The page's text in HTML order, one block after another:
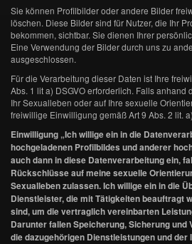
Sie können Profilbilder oder andere Bilder
löschen. Diese Bilder sind für Nutzer, die Ihr
bekommen, sichtbar. Sie dienen Ihrer
Eine Verwendung der Bilder durch uns zu
ausgeschlossen.
Für die Verarbeitung dieser Daten ist Ihre
Abs. 1 lit a) DSGVO erforderlich. Falls
Ihr Sexualleben oder auf Ihre sexuelle
freiwillige Einwilligung gemäß Art 9 Abs. 2 lit.
Einwilligung „Ich willige ein in die
hochgeladenen Profilbildes und anderer
auch dann in diese Datenverarbeitung ein,
Rückschlüsse auf meine sexuelle
Sexualleben zulassen. Ich willige ein in die
Dienstleister, die mit Tätigkeiten beauftragt
sind, um die vertraglich vereinbarten
Darunter fallen Speicherung, Sicherung und
die dazugehörigen Dienstleistungen und der